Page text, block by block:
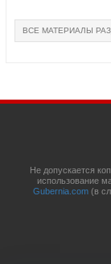
ВСЕ МАТЕРИАЛЫ
Не допускается
использование
Gubernia.com (в